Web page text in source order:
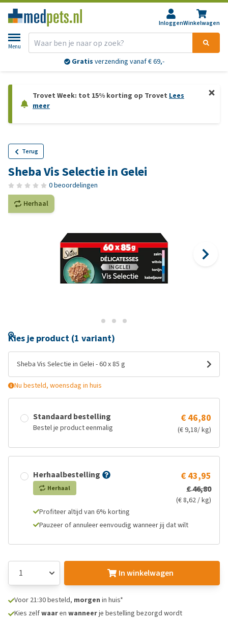
InloggenWinkelwagen
Menu
Gratis verzending vanaf € 69,-
Trovet Week: tot 15% korting op Trovet Lees
meer
Terug
Sheba Vis Selectie in Gelei
0 beoordelingen
Herhaal
Kies je product (1 variant)
Sheba Vis Selectie in Gelei - 60 x 85 g
Nu besteld, woensdag in huis
Standaard bestelling
Bestel je product eenmalig
€ 46,80
(€ 9,18/ kg)
Herhaalbestelling
Herhaal
€ 43,95
€ 46,80
(€ 8,62 / kg)
Profiteer altijd van 6% korting
Pauzeer of annuleer eenvoudig wanneer jij dat wilt
In winkelwagen
Voor 21:30 besteld, morgen in huis*
Kies zelfwaaren wanneerje bestelling bezorgd wordt